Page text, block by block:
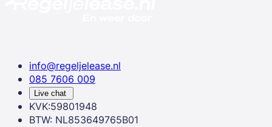
info@regeljelease.nl
085 7606 009
Live chat
KVK:59801948
BTW: NL853649765B01